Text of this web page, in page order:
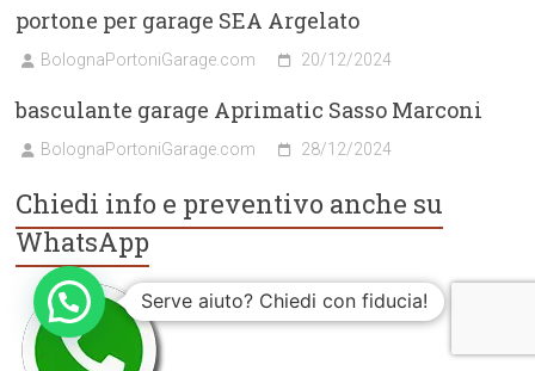
portone per garage SEA Argelato
BolognaPortoniGarage.com 20/12/2024
basculante garage Aprimatic Sasso Marconi
BolognaPortoniGarage.com 28/12/2024
Chiedi info e preventivo anche su
WhatsApp
Serve aiuto? Chiedi con fiducia!